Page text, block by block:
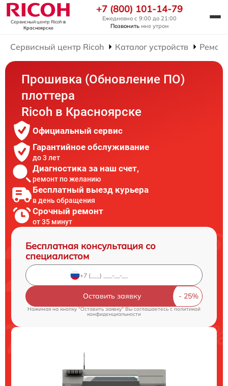
Сервисный центр Ricohв
Красноярске
+7 (800) 101-14-79
Ежедневно с 9:00 до 21:00
Позвонить мне утром
Сервисный центр Ricoh Каталог устройств
Прошивка (Обновление ПО)
плоттера
Ricoh в Красноярске
Официальный сервис
Гарантийное обслуживание
до 3 лет
Диагностика за наш счет,
ремонт по желанию
Бесплатный выезд курьера
в день обращения
Срочный ремонт
от 35 минут
Бесплатная консультация со
специалистом
Оставить заявку
Нажимая на кнопку "Оставить заявку" Вы соглашаетесь c политикой
конфиденциальности